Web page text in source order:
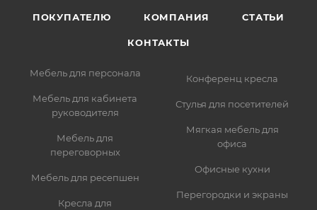
ПОКУПАТЕЛЮ КОМПАНИЯ СТАТЬИ
КОНТАКТЫ
Мебель для персонала
Мебель для кабинета
руководителя
Мебель для
переговорных
Мебель для ресепшен
Кресла для
Конференц кресла
Стулья для посетителей
Мягкая мебель для
офиса
Офисные кухни
Перегородки и экраны